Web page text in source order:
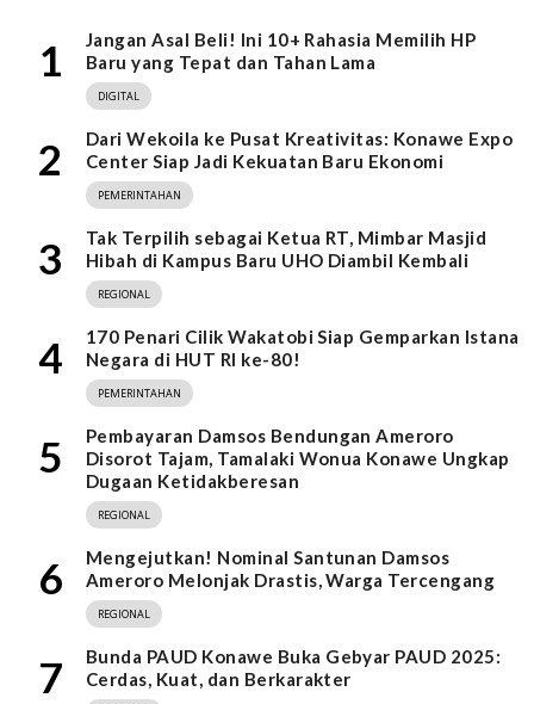
1
Jangan Asal Beli! Ini 10+ Rahasia Memilih HP
Baru yang Tepat dan Tahan Lama
DIGITAL
2
Dari Wekoila ke Pusat Kreativitas: Konawe Expo
Center Siap Jadi Kekuatan Baru Ekonomi
PEMERINTAHAN
3
Tak Terpilih sebagai Ketua RT, Mimbar Masjid
Hibah di Kampus Baru UHO Diambil Kembali
REGIONAL
4
170 Penari Cilik Wakatobi Siap Gemparkan Istana
Negara di HUT RI ke-80!
PEMERINTAHAN
5
Pembayaran Damsos Bendungan Ameroro
Disorot Tajam, Tamalaki Wonua Konawe Ungkap
Dugaan Ketidakberesan
REGIONAL
6
Mengejutkan! Nominal Santunan Damsos
Ameroro Melonjak Drastis, Warga Tercengang
REGIONAL
7
Bunda PAUD Konawe Buka Gebyar PAUD 2025:
Cerdas, Kuat, dan Berkarakter